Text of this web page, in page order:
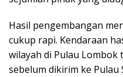
Hasil pengembangan
cukup rapi. Kendaraan
wilayah di Pulau
sebelum dikirim ke